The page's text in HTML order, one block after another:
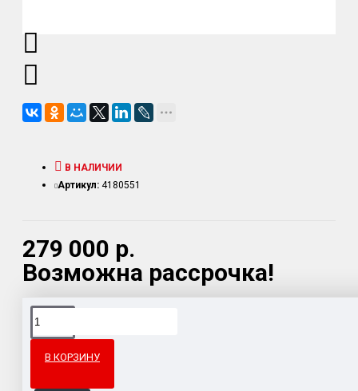
279 000 р.
Возможна рассрочка!
В НАЛИЧИИ
Артикул: 4180551
В КОРЗИНУ
Доставка товара по всему Таможенному союзу.